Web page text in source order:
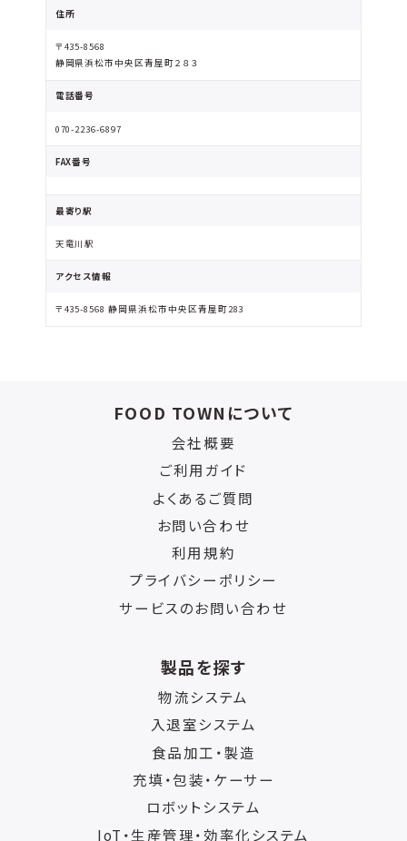
住所
〒435-8568
静岡県浜松市中央区青屋町２８３
電話番号
070-2236-6897
FAX番号
最寄り駅
天竜川駅
アクセス情報
〒435-8568 静岡県浜松市中央区青屋町283
FOOD TOWNについて
会社概要
ご利用ガイド
よくあるご質問
お問い合わせ
利用規約
プライバシーポリシー
サービスのお問い合わせ
製品を探す
物流システム
入退室システム
食品加工・製造
充填・包装・ケーサー
ロボットシステム
IoT・生産管理・効率化システム